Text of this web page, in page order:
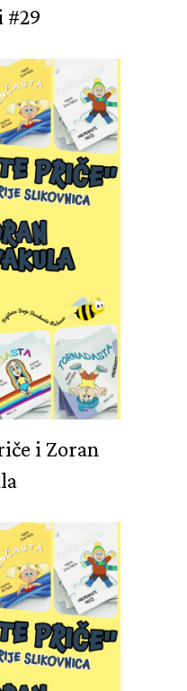
#29
i Zoran